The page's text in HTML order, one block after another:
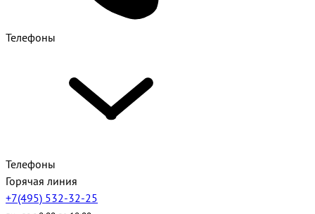
Телефоны
Телефоны
Горячая линия
+7(495) 532-32-25